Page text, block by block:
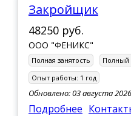
Закройщик
48250 руб.
ООО "ФЕНИКС"
Полная занятость
Полный
Опыт работы: 1 год
Обновлено: 03 августа 2026
Подробнее